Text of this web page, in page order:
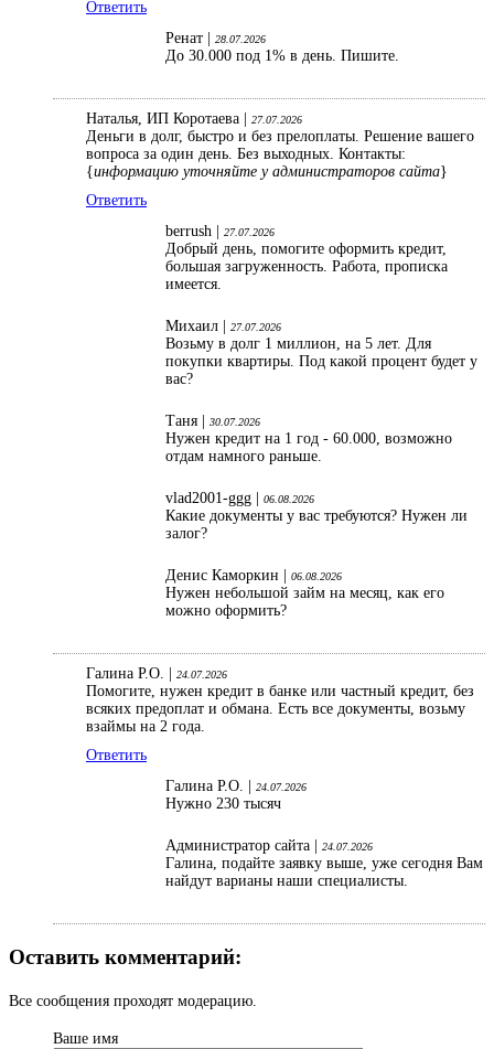
Ответить
Ренат |
28.07.2026
До 30.000 под 1% в день. Пишите.
Наталья, ИП Коротаева | 27.07.2026
Деньги в долг, быстро и без прелоплаты. Решение вашего
вопроса за один день. Без выходных. Контакты:
{информацию уточняйте у администраторов сайта}
Ответить
berrush |
27.07.2026
Добрый день, помогите оформить кредит,
большая загруженность. Работа, прописка
имеется.
Михаил | 27.07.2026
Возьму в долг 1 миллион, на 5 лет. Для
покупки квартиры. Под какой процент будет у
вас?
Таня | 30.07.2026
Нужен кредит на 1 год - 60.000, возможно
отдам намного раньше.
vlad2001-ggg | 06.08.2026
Какие документы у вас требуются? Нужен ли
залог?
Денис Каморкин | 06.08.2026
Нужен небольшой займ на месяц, как его
можно оформить?
Галина Р.О. | 24.07.2026
Помогите, нужен кредит в банке или частный кредит, без
всяких предоплат и обмана. Есть все документы, возьму
взаймы на 2 года.
Ответить
Галина Р.О. |
24.07.2026
Нужно 230 тысяч
Администратор сайта | 24.07.2026
Галина, подайте заявку выше, уже сегодня Вам
найдут варианы наши специалисты.
Оставить комментарий:
Все сообщения проходят модерацию.
Ваше имя